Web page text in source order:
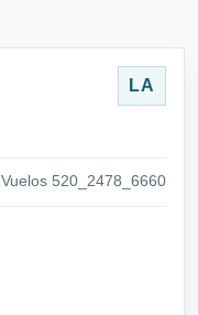
LA
Vuelos 520_2478_6660